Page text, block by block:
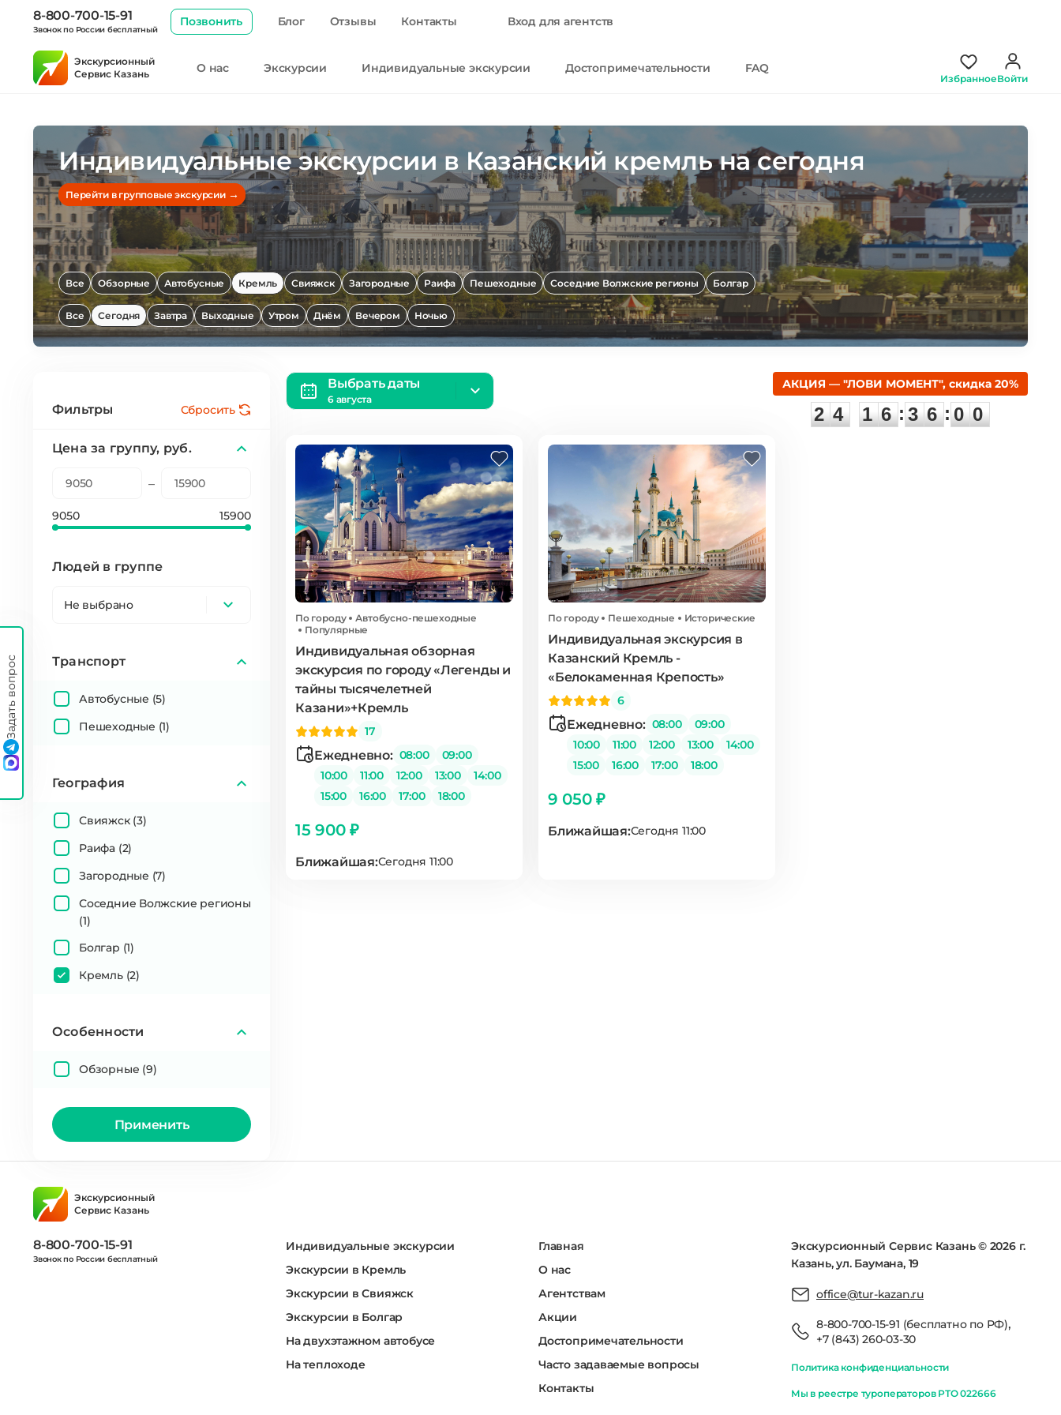
Задать вопрос
8-800-700-15-91
Звонок по России бесплатный
Позвонить Блог Отзывы Контакты Вход для агентств
Экскурсионный
Сервис Казань
О нас Экскурсии Индивидуальные экскурсии Достопримечательности FAQ
ИзбранноеВойти
Индивидуальные экскурсии в Казанский кремль на сегодня
Перейти в групповые экскурсии →
Все Обзорные Автобусные Кремль Свияжск Загородные Раифа Пешеходные Соседние Волжские регионы Болгар
Все Сегодня Завтра Выходные Утром Днём Вечером Ночью
Фильтры Сбросить
Цена за группу, руб.
–
9050 15900
Людей в группе
Не выбрано
Транспорт
Автобусные (5)
Пешеходные (1)
География
Свияжск (3)
Раифа (2)
Загородные (7)
Соседние Волжские регионы
(1)
Болгар (1)
Кремль (2)
Особенности
Обзорные (9)
Применить
Выбрать даты
6 августа
АКЦИЯ — "ЛОВИ МОМЕНТ", скидка 20%
2
2
4
4
1
1
6
6 :
3
3 5 : 5 9
По городу
Автобусно-пешеходные
Популярные
Индивидуальная обзорная
экскурсия по городу «Легенды и
тайны тысячелетней
Казани»+Кремль
17
Ежедневно: 08:00
09:00
10:00
11:00 12:00 13:00
14:00
15:00
16:00 17:00 18:00
15 900 ₽
Ближайшая:Сегодня 11:00
По городу Пешеходные Исторические
Индивидуальная экскурсия в
Казанский Кремль -
«Белокаменная Крепость»
6
Ежедневно: 08:00
09:00
10:00
11:00 12:00 13:00
14:00
15:00
16:00 17:00 18:00
9 050 ₽
Ближайшая:Сегодня 11:00
Экскурсионный
Сервис Казань
8-800-700-15-91
Звонок по России бесплатный
Индивидуальные экскурсии
Экскурсии в Кремль
Экскурсии в Свияжск
Экскурсии в Болгар
На двухэтажном автобусе
На теплоходе
Главная
О нас
Агентствам
Акции
Достопримечательности
Часто задаваемые вопросы
Контакты
Экскурсионный Сервис Казань © 2026 г.
Казань, ул. Баумана, 19
office@tur-kazan.ru
8-800-700-15-91 (бесплатно по РФ),
+7 (843) 260-03-30
Политика конфиденциальности
Мы в реестре туроператоров РТО 022666